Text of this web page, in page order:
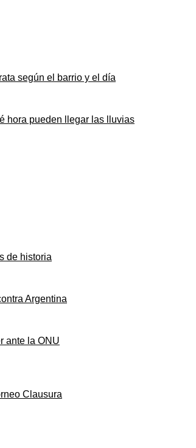
según el barrio y el día
hora pueden llegar las lluvias
de historia
Argentina
ante la ONU
Clausura